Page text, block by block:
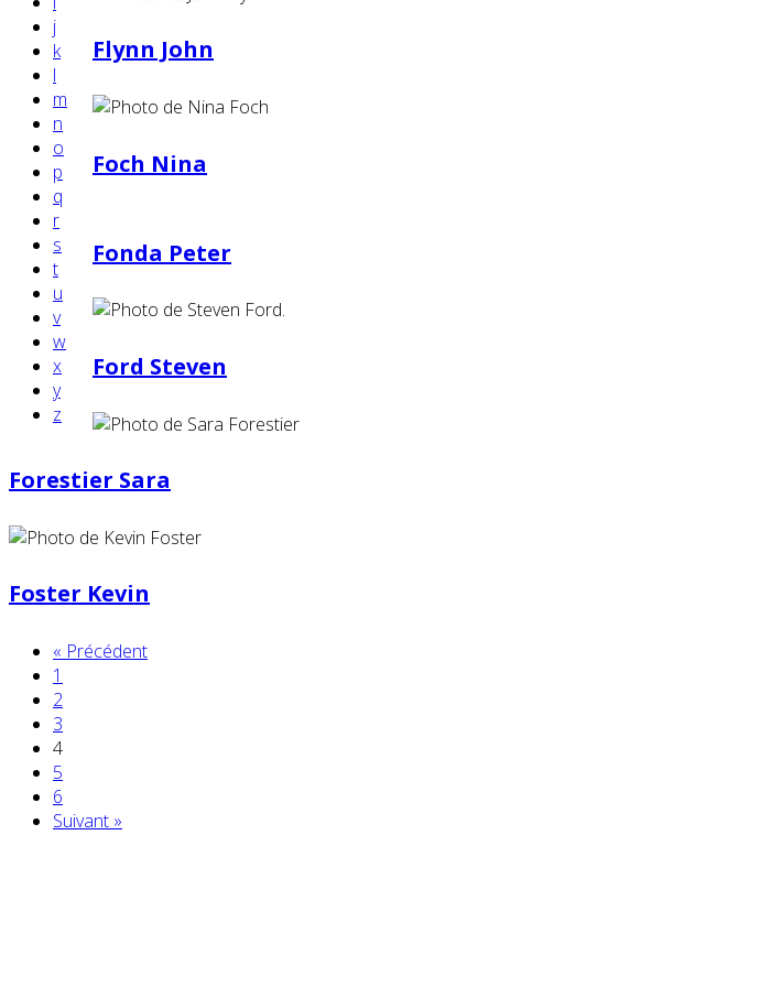
j
k
l
m
n
o
p
q
r
s
t
u
v
w
x
y
z
Flynn John
Foch Nina
Fonda Peter
Ford Steven
Forestier Sara
Foster Kevin
« Précédent
1
2
3
4
5
6
Suivant »